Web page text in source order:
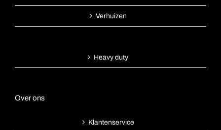
Verhuizen
Heavy duty
Over ons
Klantenservice